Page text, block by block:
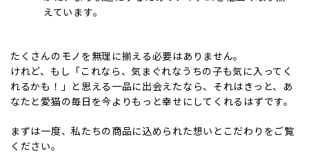
えています。
たくさんのモノを無理に揃える必要はありません。
けれど、もし「これなら、気まぐれなうちの子も気に入ってく
れるかも！」と思える一品に出会えたなら、それはきっと、あ
なたと愛猫の毎日を今よりもっと幸せにしてくれるはずです。
まずは一度、私たちの商品に込められた想いとこだわりをご覧
ください。